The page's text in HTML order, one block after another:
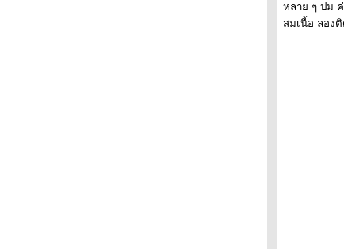
หลาย ๆ ปม
สมเนื้อ ลอง